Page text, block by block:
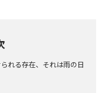
れる存在、それは雨の日